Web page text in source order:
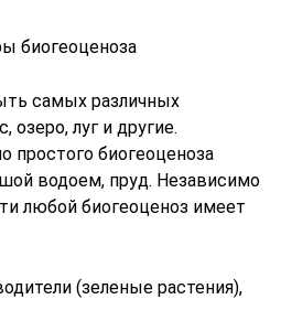
биогеоценоза
самых различных
озеро, луг и другие.
простого биогеоценоза
водо­ем, пруд. Независимо
любой био­геоценоз имеет
(зеленые растения),